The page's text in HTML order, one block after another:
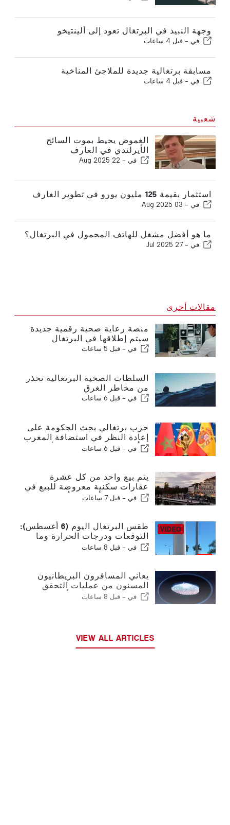
وجهة النبيذ في البرتغال تعود إلى ألينتيخو
في - قبل 4 ساعات
مسابقة برتغالية جديدة للملاجئ المناخية
في - قبل 4 ساعات
شعبية
الغموض يحيط بموت السائح
الأيرلندي في الغارف
في - 22 Aug 2025
استثمار بقيمة 125 مليون يورو في تطوير الغارف
في - 03 Aug 2025
ما هو أفضل مشغل للهاتف المحمول في البرتغال؟
في - 27 Jul 2025
مقالات أخرى
منصة رعاية صحية رقمية جديدة
سيتم إطلاقها في البرتغال
في - قبل 5 ساعات
السلطات الصحية البرتغالية تحذر
من مخاطر الغرق
في - قبل 6 ساعات
حزب برتغالي يحث الحكومة على
إعادة النظر في استضافة المغرب
في - قبل 6 ساعات
يتم بيع واحد من كل عشرة
عقارات سكنية معروضة للبيع في
البرتغال في أقل من أسبوع
في - قبل 7 ساعات
طقس البرتغال اليوم (6 أغسطس):
التوقعات ودرجات الحرارة وما
يمكن توقعه
في - قبل 8 ساعات
يعاني المسافرون البريطانيون
المسنون من عمليات التحقق
الجديدة من بصمات الأصابع في
في - قبل 8 ساعات
VIEW ALL ARTICLES